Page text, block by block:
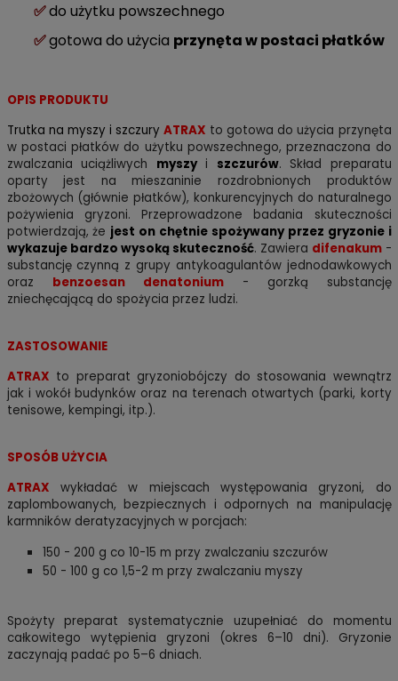
✅do użytku powszechnego
✅gotowa do użycia przynęta w postaci płatków
OPIS PRODUKTU
Trutka na myszy i szczury ATRAX to gotowa do użycia przynęta
w postaci płatków do użytku powszechnego, przeznaczona do
zwalczania uciążliwych myszyi szczurów. Skład preparatu
oparty jest na mieszaninie rozdrobnionych produktów
zbożowych (głównie płatków), konkurencyjnych do naturalnego
pożywienia gryzoni. Przeprowadzone badania skuteczności
potwierdzają, że jest on chętnie spożywany przez gryzonie i
wykazuje bardzo wysoką skuteczność. Zawiera difenakum-
substancję czynną z grupy antykoagulantów jednodawkowych
oraz benzoesan denatonium- gorzką substancję
zniechęcającą do spożycia przez ludzi.
ZASTOSOWANIE
ATRAX to preparat gryzoniobójczy do stosowania wewnątrz
jak i wokół budynków oraz na terenach otwartych (parki, korty
tenisowe, kempingi, itp.).
SPOSÓB UŻYCIA
ATRAX wykładać w miejscach występowania gryzoni, do
zaplombowanych, bezpiecznych i odpornych na manipulację
karmników deratyzacyjnych w porcjach:
150 - 200 g co 10-15 m przy zwalczaniu szczurów
50 - 100 g co 1,5-2 m przy zwalczaniu myszy
Spożyty preparat systematycznie uzupełniać do momentu
całkowitego wytępienia gryzoni (okres 6–10 dni). Gryzonie
zaczynają padać po 5–6 dniach.